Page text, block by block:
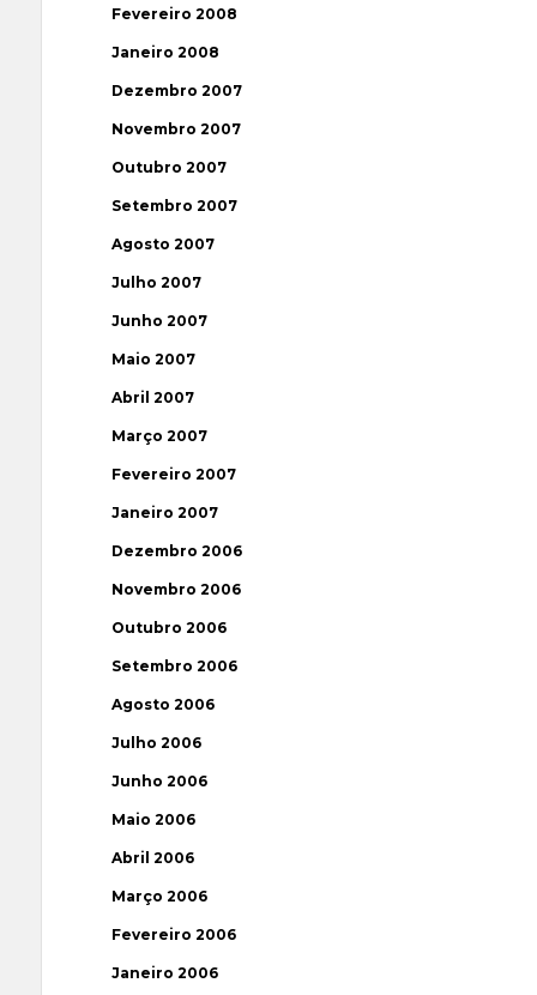
Fevereiro 2008
Janeiro 2008
Dezembro 2007
Novembro 2007
Outubro 2007
Setembro 2007
Agosto 2007
Julho 2007
Junho 2007
Maio 2007
Abril 2007
Março 2007
Fevereiro 2007
Janeiro 2007
Dezembro 2006
Novembro 2006
Outubro 2006
Setembro 2006
Agosto 2006
Julho 2006
Junho 2006
Maio 2006
Abril 2006
Março 2006
Fevereiro 2006
Janeiro 2006